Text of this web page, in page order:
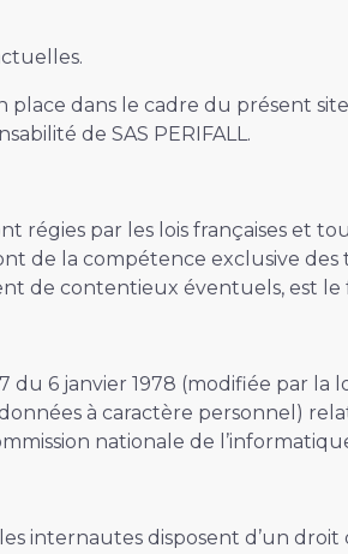
place dans le cadre du présent
de SAS PERIFALL.
régies par les lois françaises
de la compétence exclusive
de contentieux éventuels, est le
du 6 janvier 1978 (modifiée par
à caractère personnel)
nationale de
internautes disposent d’un